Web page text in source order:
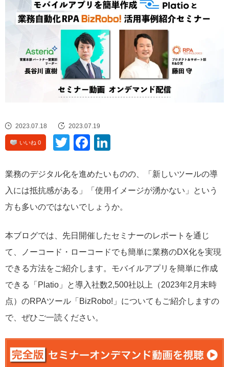
2023.07.18 2023.07.19
いいね 0 Twitte Face
業務のデジタル化を進めたいものの、「新しいツールの導
入には抵抗感がある」「使用イメージが湧かない」という
方も多いのではないでしょうか。
本ブログでは、先日開催したセミナーのレポートを通じ
て、ノーコード・ローコードでも簡単に業務のDX化を実現
できる方法をご紹介します。モバイルアプリを簡単に作成
できる「Platio」と導入社数2,500社以上（2023年2月末時
点）のRPAツール「BizRobo!」についてもご紹介しますの
で、ぜひご一読ください。